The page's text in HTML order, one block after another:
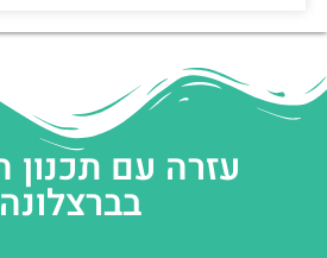
עזרה עם